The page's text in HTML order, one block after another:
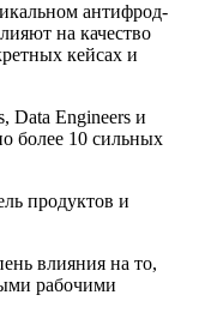
антифрод-
на качество
кейсах и
Data Engineers и
более 10 сильных
продуктов и
влияния на то,
рабочими